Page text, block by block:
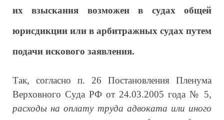
их взыскания возможен в судах общей
юрисдикции или в арбитражных судах путем
подачи искового заявления.
Так, согласно п. 26 Постановления Пленума
Верховного Суда РФ от 24.03.2005 года № 5,
расходы на оплату труда адвоката или иного